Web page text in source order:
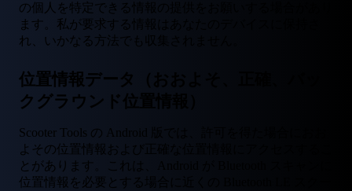
の個人を特定できる情報の提供をお願いする場合があり
ます。私が要求する情報はあなたのデバイスに保持さ
れ、いかなる方法でも収集されません。
位置情報データ（おおよそ、正確、バッ
クグラウンド位置情報）
Scooter Tools の Android 版では、許可を得た場合におお
よその位置情報および正確な位置情報にアクセスするこ
とがあります。これは、Android が Bluetooth スキャンに
位置情報を必要とする場合に近くの Bluetooth LE スクー